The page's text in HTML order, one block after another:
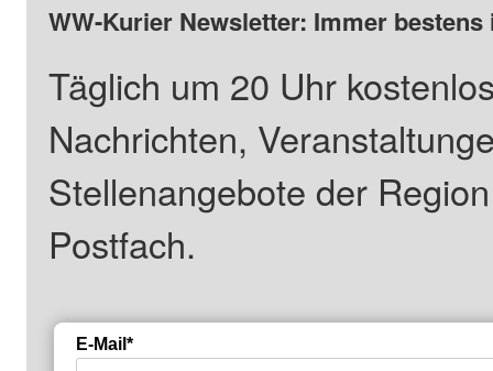
WW-Kurier Newsletter: Immer
Täglich um 20 Uhr
Nachrichten,
Stellenangebote der
Postfach.
E-Mail*